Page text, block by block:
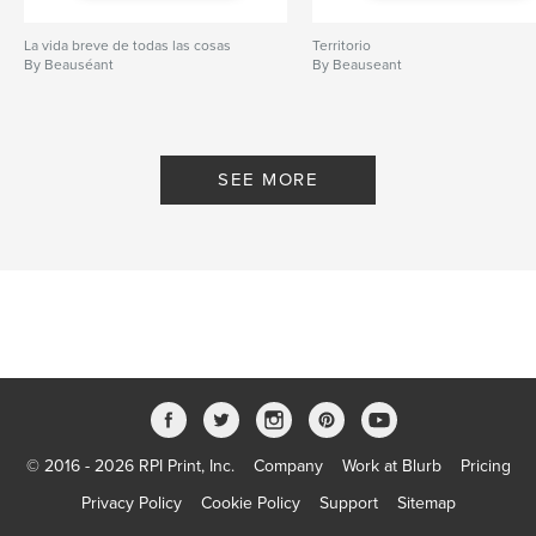
La vida breve de todas las cosas
By Beauséant
Territorio
By Beauseant
SEE MORE
© 2016 - 2026 RPI Print, Inc. Company Work at Blurb
Pricing
Privacy Policy
Cookie Policy Support Sitemap